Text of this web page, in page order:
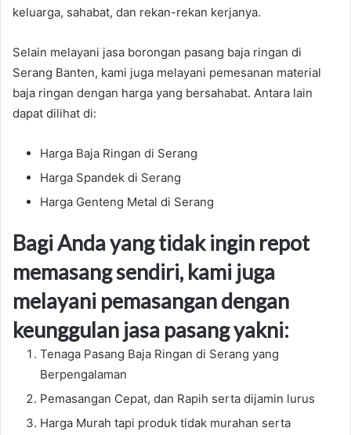
keluarga, sahabat, dan rekan-rekan kerjanya.
Selain melayani jasa borongan pasang baja ringan di
Serang Banten, kami juga melayani pemesanan material
baja ringan dengan harga yang bersahabat. Antara lain
dapat dilihat di:
Harga Baja Ringan di Serang
Harga Spandek di Serang
Harga Genteng Metal di Serang
Bagi Anda yang tidak ingin repot
memasang sendiri, kami juga
melayani pemasangan dengan
keunggulan jasa pasang yakni:
Tenaga Pasang Baja Ringan di Serang yang
Berpengalaman
Pemasangan Cepat, dan Rapih serta dijamin lurus
Harga Murah tapi produk tidak murahan serta